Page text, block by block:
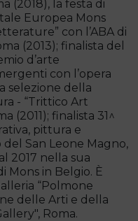
(2018), la festa di
Europea Mons
con l’ABA di
(2013); finalista del
d’arte
con l’opera
selezione della
- “Trittico Art
(2011); finalista 31^
pittura e
San Leone Magno,
2017 nella sua
Mons in Belgio. È
“Polmone
delle Arti e della
Roma.